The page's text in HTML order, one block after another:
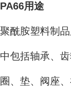
PA66用途
聚酰胺塑料制
中包括轴承、
圈、垫、阀座